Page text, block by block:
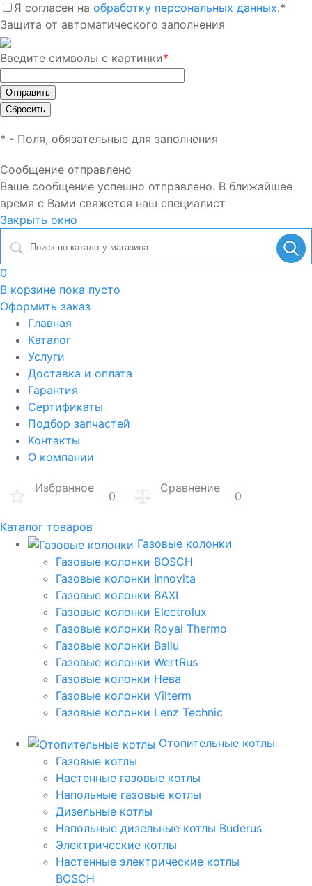
Я согласен на обработку персональных данных.*
Защита от автоматического заполнения
Введите символы с картинки*
* - Поля, обязательные для заполнения
Сообщение отправлено
Ваше сообщение успешно отправлено. В ближайшее
время с Вами свяжется наш специалист
Закрыть окно
0
В корзине пока пусто
Оформить заказ
Главная
Каталог
Услуги
Доставка и оплата
Гарантия
Сертификаты
Подбор запчастей
Контакты
О компании
Избранное
0
Сравнение
0
Каталог товаров
Газовые колонки
Газовые колонки BOSCH
Газовые колонки Innovita
Газовые колонки BAXI
Газовые колонки Electrolux
Газовые колонки Royal Thermo
Газовые колонки Ballu
Газовые колонки WertRus
Газовые колонки Нева
Газовые колонки Vilterm
Газовые колонки Lenz Technic
Отопительные котлы
Газовые котлы
Настенные газовые котлы
Напольные газовые котлы
Дизельные котлы
Напольные дизельные котлы Buderus
Электрические котлы
Настенные электрические котлы
BOSCH